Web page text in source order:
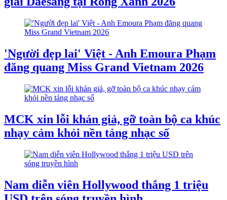
'Người đẹp lai' Việt - Anh Emoura Phạm
đăng quang Miss Grand Vietnam 2026
MCK xin lỗi khán giả, gỡ toàn bộ ca khúc
nhạy cảm khỏi nền tảng nhạc số
Nam diễn viên Hollywood thắng 1 triệu